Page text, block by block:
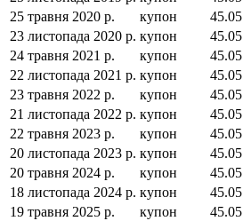
25 травня 2020 р.
купон
45.05
23 листопада 2020 р. купон
45.05
24 травня 2021 р.
купон
45.05
22 листопада 2021 р. купон
45.05
23 травня 2022 р.
купон
45.05
21 листопада 2022 р. купон
45.05
22 травня 2023 р.
купон
45.05
20 листопада 2023 р. купон
45.05
20 травня 2024 р.
купон
45.05
18 листопада 2024 р. купон
45.05
19 травня 2025 р.
купон
45.05